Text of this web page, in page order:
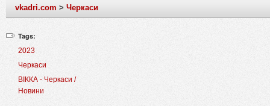
vkadri.com > Черкаси
Tags:
2023
Черкаси
ВІККА - Черкаси /
Новини